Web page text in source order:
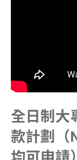
全日制大
款計劃（